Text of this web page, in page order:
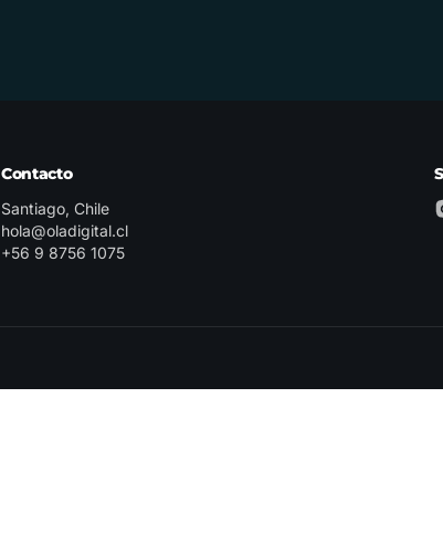
Contacto
Santiago, Chile
hola@oladigital.cl
+56 9 8756 1075